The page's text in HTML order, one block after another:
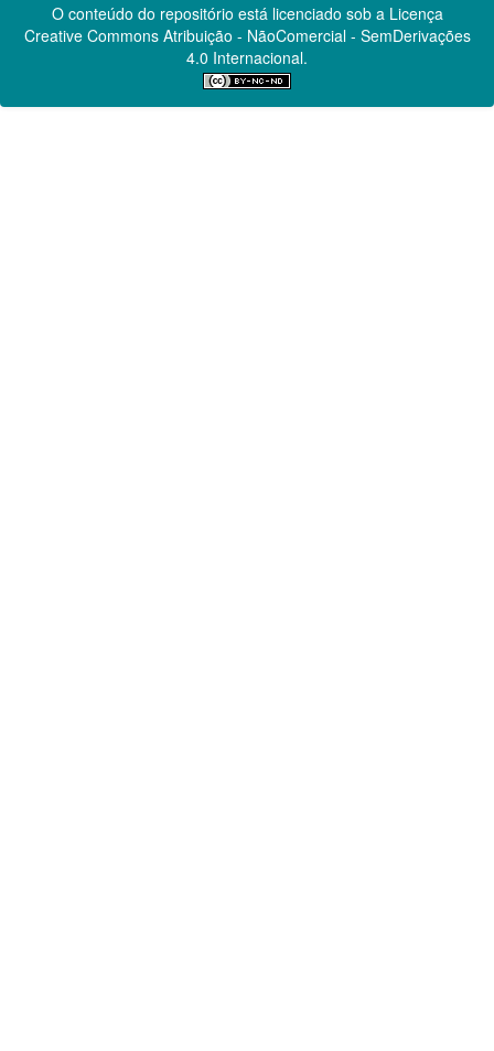
O conteúdo do repositório está licenciado sob a Licença
Creative CommonsAtribuição - NãoComercial - SemDerivações
4.0 Internacional.